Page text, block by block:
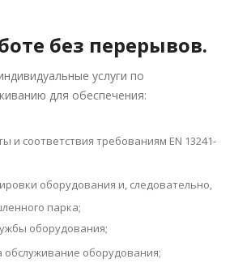
без перерывов.
услуги по
для обеспечения:
и соответствия требованиям EN 13241-
оборудования и, следовательно,
парка;
оборудования;
обслуживание оборудования;